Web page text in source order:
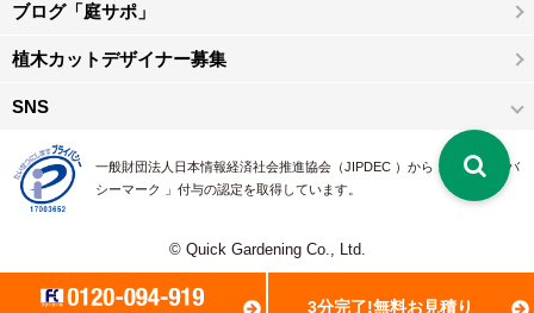
3分完了!無料お見積り
ブログ「庭サポ」
植木カットデザイナー募集
SNS
一般財団法人日本情報経済社会推進協会（JIPDEC ）から 、「 プライバ
シーマーク 」付与の認定を取得しています。
© Quick Gardening Co., Ltd.